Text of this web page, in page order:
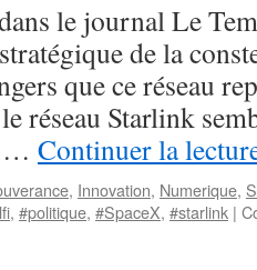
le journal Le
de la
que ce réseau
réseau Starlink
… Continuer la
, Innovation, Numerique,
, #politique, #SpaceX, #starlink |